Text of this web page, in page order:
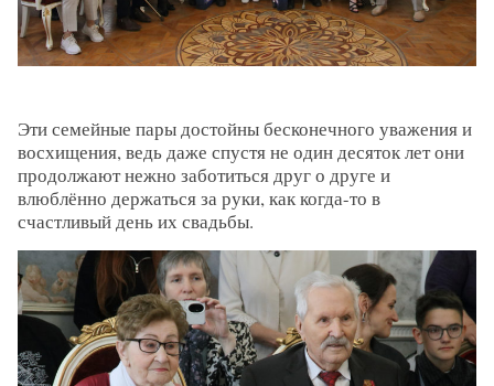
Эти семейные пары достойны бесконечного уважения и
восхищения, ведь даже спустя не один десяток лет они
продолжают нежно заботиться друг о друге и
влюблённо держаться за руки, как когда-то в
счастливый день их свадьбы.